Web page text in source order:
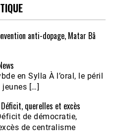
anti-dopage, Matar Bâ
en Sylla À l’oral, le péril
jeunes […]
querelles et excès
de démocratie,
de centralisme